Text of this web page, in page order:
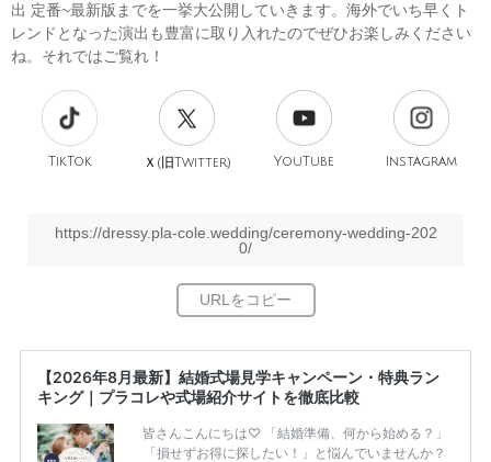
出 定番~最新版までを一挙大公開していきます。海外でいち早くト
レンドとなった演出も豊富に取り入れたのでぜひお楽しみください
ね。それではご覧れ！
TikTok Ｘ(旧Twitter) YouTube Instagram
https://dressy.pla-cole.wedding/ceremony-wedding-202
0/
【2026年8月最新】結婚式場見学キャンペーン・特典ラン
キング｜プラコレや式場紹介サイトを徹底比較
皆さんこんにちは♡ 「結婚準備、何から始める？」
「損せずお得に探したい！」と悩んでいませんか？